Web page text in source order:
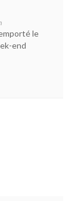
le
end